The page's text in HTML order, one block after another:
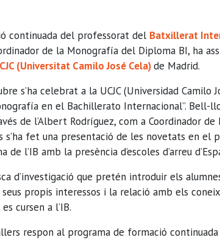
continuada del professorat del Batxillerat
de la Monografía del Diploma BI, ha
(Universitat Camilo José Cela)de Madrid.
s’ha celebrat a la UCJC (Universidad Camilo
en el Bachillerato Internacional”. Bell-
de l’Albert Rodríguez, com a Coordinador de
s’ha fet una presentació de les novetats en el
l’IB amb la presència d’escoles d’arreu
d’investigació que pretén introduir els
propis interessos i la relació amb els
cursen a l’IB.
respon al programa de formació